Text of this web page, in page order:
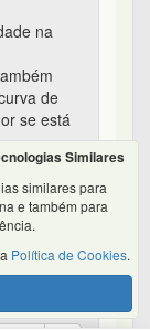
na
de
se está
ela mais
a
com o
detalhes
Similares
similares para
e também para
Política de Cookies.